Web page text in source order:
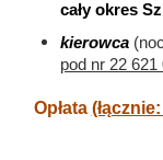
cały okres
kierowca
pod nr 22 621
Opłata